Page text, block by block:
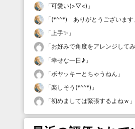
「可愛い(>▽<) 」
「(*^^*) ありがとうございます
「上手✨ 」
「お好みで角度をアレンジして
「幸せな一日♪ 」
「ボヤッキーとちゃうねん 」
「楽しそう(*^^*) 」
「初めましては緊張するよねｗ 」